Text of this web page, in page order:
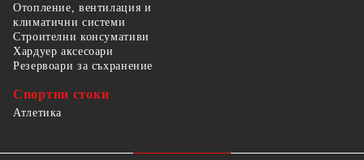
Отопление, вентилация и
климатични системи
Строителни консумативи
Хардуер аксесоари
Резервоари за съхранение
Спортни стоки
Атлетика